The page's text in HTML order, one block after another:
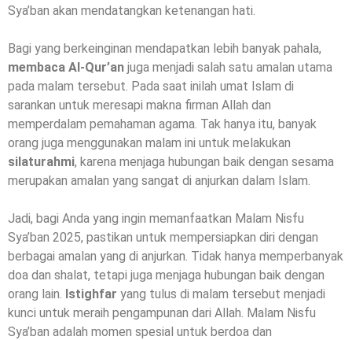
Sya’ban akan mendatangkan ketenangan hati.
Bagi yang berkeinginan mendapatkan lebih banyak pahala,
membaca Al-Qur’an juga menjadi salah satu amalan utama
pada malam tersebut. Pada saat inilah umat Islam di
sarankan untuk meresapi makna firman Allah dan
memperdalam pemahaman agama. Tak hanya itu, banyak
orang juga menggunakan malam ini untuk melakukan
silaturahmi, karena menjaga hubungan baik dengan sesama
merupakan amalan yang sangat di anjurkan dalam Islam.
Jadi, bagi Anda yang ingin memanfaatkan Malam Nisfu
Sya’ban 2025, pastikan untuk mempersiapkan diri dengan
berbagai amalan yang di anjurkan. Tidak hanya memperbanyak
doa dan shalat, tetapi juga menjaga hubungan baik dengan
orang lain. Istighfar yang tulus di malam tersebut menjadi
kunci untuk meraih pengampunan dari Allah. Malam Nisfu
Sya’ban adalah momen spesial untuk berdoa dan